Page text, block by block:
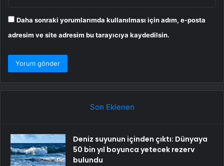
Daha sonraki yorumlarımda kullanılması için adım, e-posta
adresim ve site adresim bu tarayıcıya kaydedilsin.
Son Eklenen
Deniz suyunun içinden çıktı: Dünyaya
50 bin yıl boyunca yetecek rezerv
bulundu